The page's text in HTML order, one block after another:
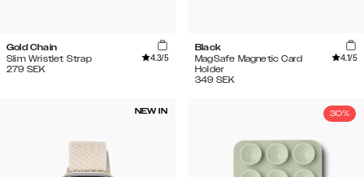
Gold Chain
Slim Wristlet Strap
4.3/5
279 SEK
Black
MagSafe Magnetic Card
Holder
4.1/5
349 SEK
NEW IN 30%